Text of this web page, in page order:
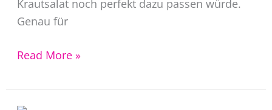
Krautsalat noch perfekt dazu passen würde.
Genau für
Krautsalat
Read More »